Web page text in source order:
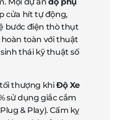
Mọi dự ánđộ phụ
cửa hít tự động,
bước điện thò thụt
toàn với thuật
thái kỹ thuật số
thượng khiĐộ Xe
sử dụng giắc cắm
& Play). Cấm kỵ